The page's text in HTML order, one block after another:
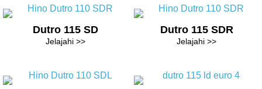
Dutro 115 SD
Jelajahi >>
Dutro 115 SDR
Jelajahi >>